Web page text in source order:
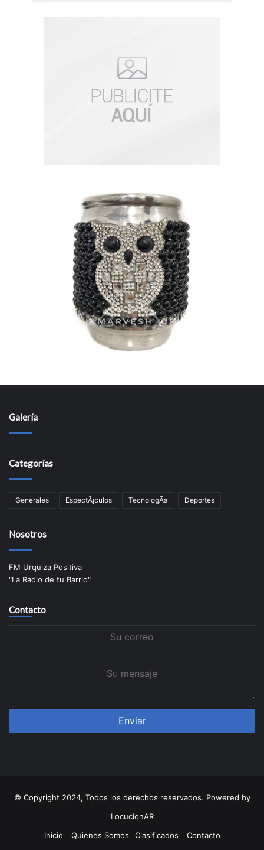
Galería
Categorías
Generales EspectÃ¡culos TecnologÃ­a Deportes
Nosotros
FM Urquiza Positiva
"La Radio de tu Barrio"
Contacto
© Copyright 2024, Todos los derechos reservados. Powered by
LocucionAR
Inicio
Quienes Somos Clasificados Contacto